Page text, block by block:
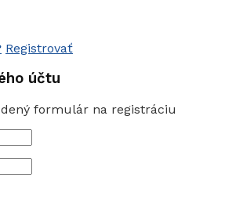
Registrovať
účtu
formulár na registráciu